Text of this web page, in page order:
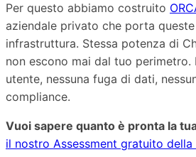
Per questo abbiamo costruito
aziendale privato che porta
infrastruttura. Stessa potenza di
non escono mai dal tuo perimetro.
utente, nessuna fuga di dati,
compliance.
Vuoi sapere quanto è pronta la
il nostro Assessment gratuito della